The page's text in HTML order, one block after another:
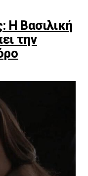
Η Βασιλική
την